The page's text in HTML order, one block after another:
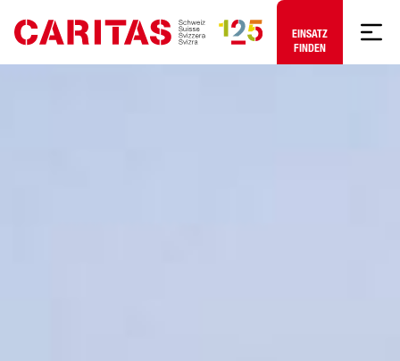
Zum Hauptinhalt springen
EINSATZ
FINDEN